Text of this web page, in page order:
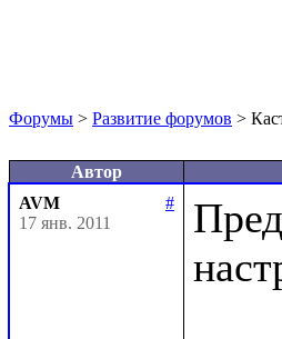
Форумы > Развитие форумов >
Автор
AVM
#
17 янв. 2011